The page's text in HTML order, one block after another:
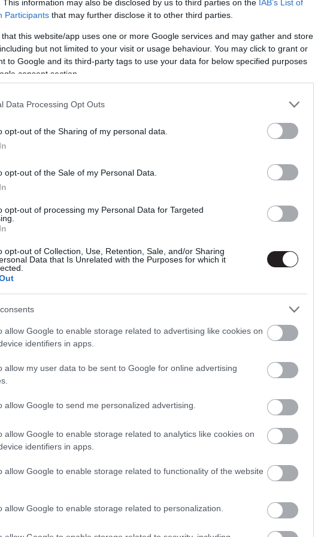
This information may also be disclosed by us to third parties on the IAB’s List of
Participants that may further disclose it to other third parties.
that this website/app uses one or more Google services and may gather and store
but not limited to your visit or usage behaviour. You may click to grant or
to Google and its third-party tags to use your data for below specified purposes
consent section.
Data Processing Opt Outs
opt-out of the Sharing of my personal data.
opt-out of the Sale of my Personal Data.
opt-out of processing my Personal Data for Targeted
opt-out of Collection, Use, Retention, Sale, and/or Sharing
Data that Is Unrelated with the Purposes for which it
allow Google to enable storage related to advertising like cookies on
identifiers in apps.
allow my user data to be sent to Google for online advertising
allow Google to send me personalized advertising.
allow Google to enable storage related to analytics like cookies on
identifiers in apps.
allow Google to enable storage related to functionality of the website
allow Google to enable storage related to personalization.
legrosszabb diktátorához, King Morax-hoz ment
palotából, Emporiának és családjának minden áron
ha ez azzal is jár, hogy bolygóról bolygóra kell
(Kingkiller Chronicle, Sierra Burgess is a
Producerekként Joe Roth és Jeff Kirschenbaum
az útját.
nap mint nap arra használja különleges képességeit,
hálálják meg, hogy titokban tartják különleges
felborít, amikor az értesíti a médiát és Hucknak
Ted Melfi (Hidden Figures, St. Vincent) írja, míg
végeznek.
rakétameghajtású jégkrémes kocsival kutatja fel a
élete legnagyobb fogását készül becserkészni. A
meg a Millarworld és a Netflix gondozásában,
(Scott Pilgrim vs. the World, 21 Jump Street) készíti
#sorozat #film #képregény
Tetszik